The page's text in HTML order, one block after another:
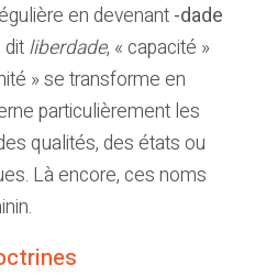
en devenant -dade
dit liberdade, « capacité »
» se transforme en
particulièrement les
qualités, des états ou
Là encore, ces noms